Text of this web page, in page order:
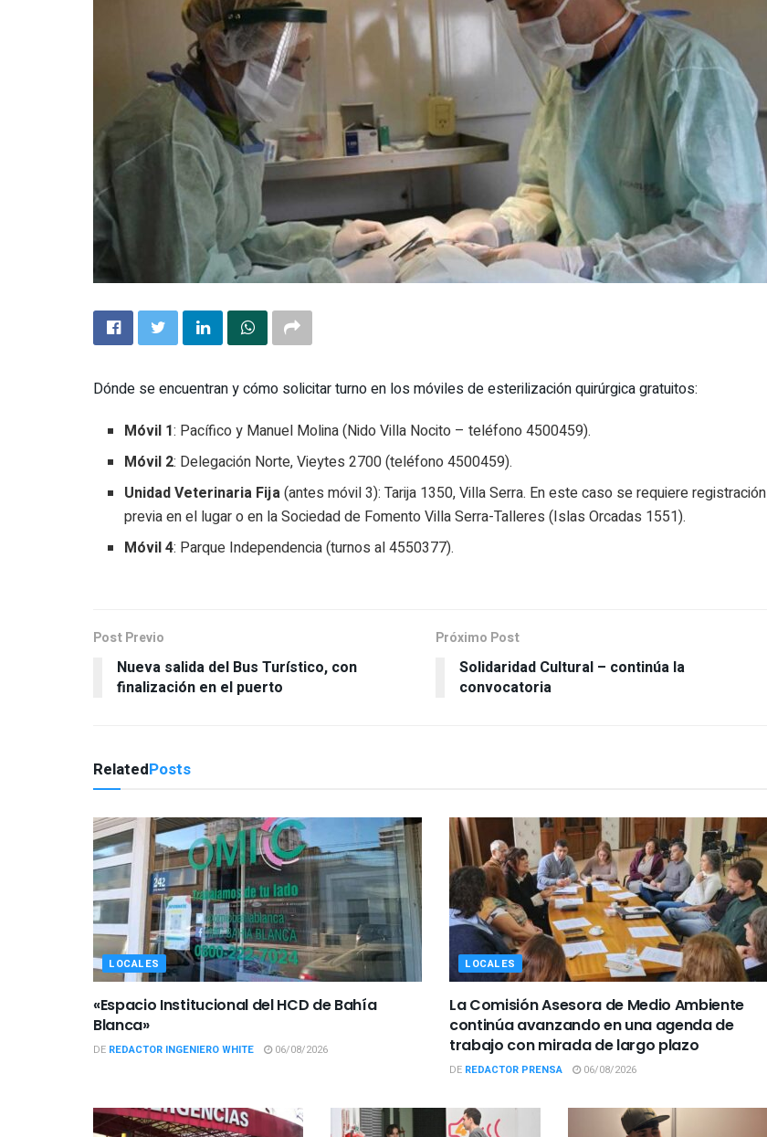
Dónde se encuentran y cómo solicitar turno en los móviles de esterilización quirúrgica gratuitos:
Móvil 1: Pacífico y Manuel Molina (Nido Villa Nocito – teléfono 4500459).
Móvil 2: Delegación Norte, Vieytes 2700 (teléfono 4500459).
Unidad Veterinaria Fija(antes móvil 3): Tarija 1350, Villa Serra. En este caso se requiere registración
previa en el lugar o en la Sociedad de Fomento Villa Serra-Talleres (Islas Orcadas 1551).
Móvil 4: Parque Independencia (turnos al 4550377).
Post Previo
Nueva salida del Bus Turístico, con
finalización en el puerto
Próximo Post
Solidaridad Cultural – continúa la
convocatoria
RelatedPosts
LOCALES
«Espacio Institucional del HCD de Bahía
Blanca»
DE REDACTOR INGENIERO WHITE 06/08/2026
LOCALES
La Comisión Asesora de Medio Ambiente
continúa avanzando en una agenda de
trabajo con mirada de largo plazo
DE REDACTOR PRENSA 06/08/2026